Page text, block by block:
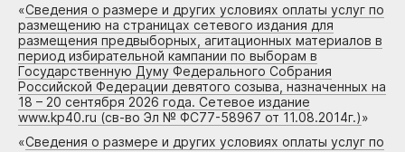
«Сведения о размере и других условиях оплаты услуг по
размещению на страницах сетевого издания для
размещения предвыборных, агитационных материалов в
период избирательной кампании по выборам в
Государственную Думу Федерального Собрания
Российской Федерации девятого созыва, назначенных на
18 – 20 сентября 2026 года. Сетевое издание
www.kp40.ru (св-во Эл № ФС77-58967 от 11.08.2014г.)»
«Сведения о размере и других условиях оплаты услуг по